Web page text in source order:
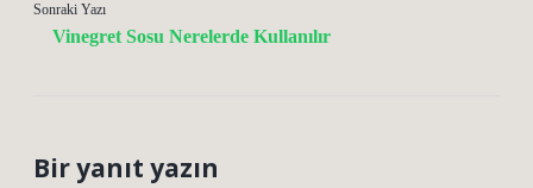
Sonraki Yazı
Vinegret Sosu Nerelerde Kullanılır
Bir yanıt yazın